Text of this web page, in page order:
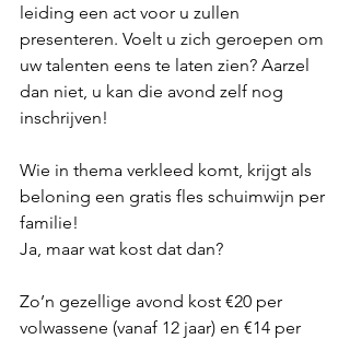
leiding een act voor u zullen
presenteren. Voelt u zich geroepen om
uw talenten eens te laten zien? Aarzel
dan niet, u kan die avond zelf nog
inschrijven!
Wie in thema verkleed komt, krijgt als
beloning een gratis fles schuimwijn per
familie!
Ja, maar wat kost dat dan?
Zo’n gezellige avond kost €20 per
volwassene (vanaf 12 jaar) en €14 per